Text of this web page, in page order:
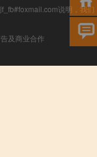
说明，我们
及商业合作